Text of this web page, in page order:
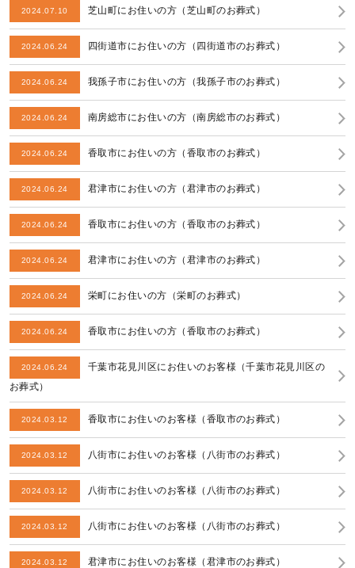
2024.07.10 芝山町にお住いの方（芝山町のお葬式）
2024.06.24 四街道市にお住いの方（四街道市のお葬式）
2024.06.24 我孫子市にお住いの方（我孫子市のお葬式）
2024.06.24 南房総市にお住いの方（南房総市のお葬式）
2024.06.24 香取市にお住いの方（香取市のお葬式）
2024.06.24 君津市にお住いの方（君津市のお葬式）
2024.06.24 香取市にお住いの方（香取市のお葬式）
2024.06.24 君津市にお住いの方（君津市のお葬式）
2024.06.24 栄町にお住いの方（栄町のお葬式）
2024.06.24 香取市にお住いの方（香取市のお葬式）
2024.06.24
千葉市花見川区にお住いのお客様（千葉市花見川区の
お葬式）
2024.03.12 香取市にお住いのお客様（香取市のお葬式）
2024.03.12 八街市にお住いのお客様（八街市のお葬式）
2024.03.12 八街市にお住いのお客様（八街市のお葬式）
2024.03.12 八街市にお住いのお客様（八街市のお葬式）
2024.03.12 君津市にお住いのお客様（君津市のお葬式）